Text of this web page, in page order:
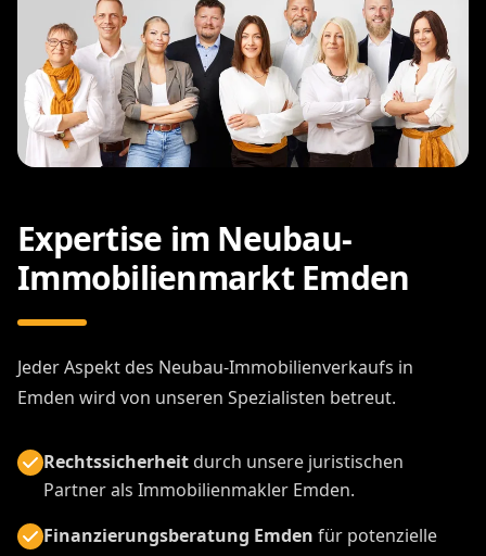
Expertise im Neubau-
Immobilienmarkt Emden
Jeder Aspekt des Neubau-Immobilienverkaufs in
Emden wird von unseren Spezialisten betreut.
Rechtssicherheitdurch unsere juristischen
Partner als Immobilienmakler Emden.
Finanzierungsberatung Emden für potenzielle